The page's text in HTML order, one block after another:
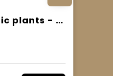
Hydroponic plants - Glass with LED light in giftbox